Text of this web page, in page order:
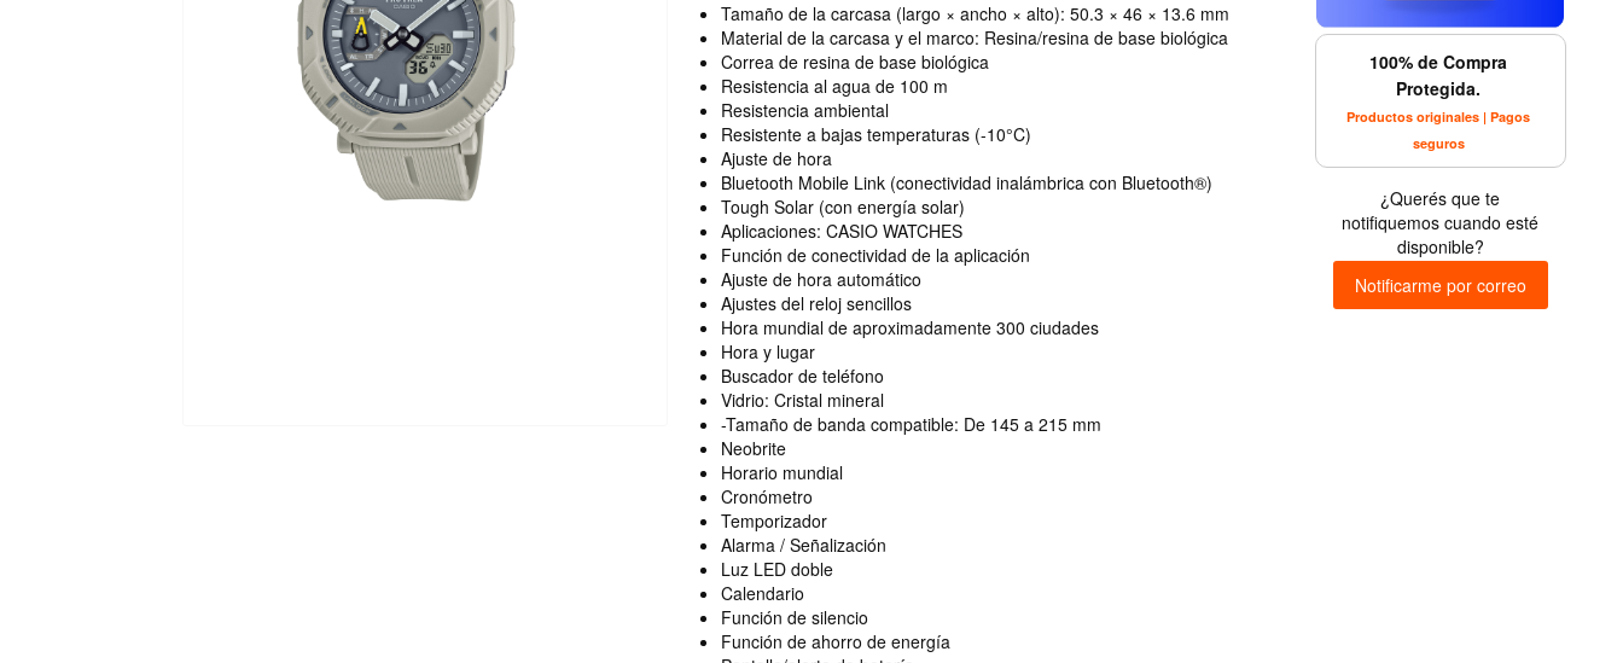
Tamaño de la carcasa (largo × ancho × alto): 50.3 × 46 × 13.6 mm
Material de la carcasa y el marco: Resina/resina de base biológica
Correa de resina de base biológica
Resistencia al agua de 100 m
Resistencia ambiental
Resistente a bajas temperaturas (-10°C)
Ajuste de hora
Bluetooth Mobile Link (conectividad inalámbrica con Bluetooth®)
Tough Solar (con energía solar)
Aplicaciones: CASIO WATCHES
Función de conectividad de la aplicación
Ajuste de hora automático
Ajustes del reloj sencillos
Hora mundial de aproximadamente 300 ciudades
Hora y lugar
Buscador de teléfono
Vidrio: Cristal mineral
-Tamaño de banda compatible: De 145 a 215 mm
Neobrite
Horario mundial
Cronómetro
Temporizador
Alarma / Señalización
Luz LED doble
Calendario
Función de silencio
Función de ahorro de energía
100% de Compra
Protegida.
Productos originales | Pagos
seguros
¿Querés que te
notifiquemos cuando esté
disponible?
Notificarme por correo